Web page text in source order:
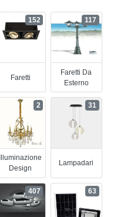
Faretti
152
Faretti Da
Esterno
117
Illuminazione
Design
2
Lampadari
31
407 63